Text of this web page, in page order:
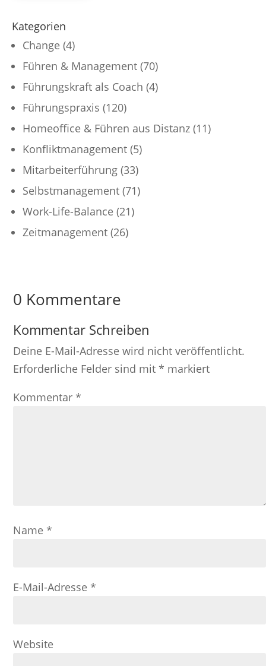
Kategorien
Change (4)
Führen & Management (70)
Führungskraft als Coach (4)
Führungspraxis (120)
Homeoffice & Führen aus Distanz (11)
Konfliktmanagement (5)
Mitarbeiterführung (33)
Selbstmanagement (71)
Work-Life-Balance (21)
Zeitmanagement (26)
0 Kommentare
Kommentar Schreiben
Deine E-Mail-Adresse wird nicht veröffentlicht.
Erforderliche Felder sind mit * markiert
Kommentar *
Name *
E-Mail-Adresse *
Website